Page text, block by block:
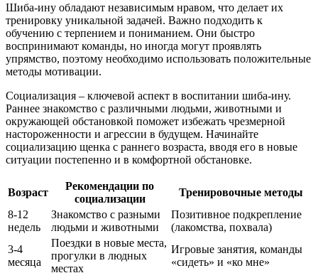
Шиба-ину обладают независимым нравом, что делает их
тренировку уникальной задачей. Важно подходить к
обучению с терпением и пониманием. Они быстро
воспринимают команды, но иногда могут проявлять
упрямство, поэтому необходимо использовать положительные
методы мотивации.
Социализация – ключевой аспект в воспитании шиба-ину.
Раннее знакомство с различными людьми, животными и
окружающей обстановкой поможет избежать чрезмерной
настороженности и агрессии в будущем. Начинайте
социализацию щенка с раннего возраста, вводя его в новые
ситуации постепенно и в комфортной обстановке.
Возраст
Рекомендации по
социализации
Тренировочные методы
8-12
недель
Знакомство с разными
людьми и животными
Позитивное подкрепление
(лакомства, похвала)
3-4
месяца
Поездки в новые места,
прогулки в людных
местах
Игровые занятия, команды
«сидеть» и «ко мне»